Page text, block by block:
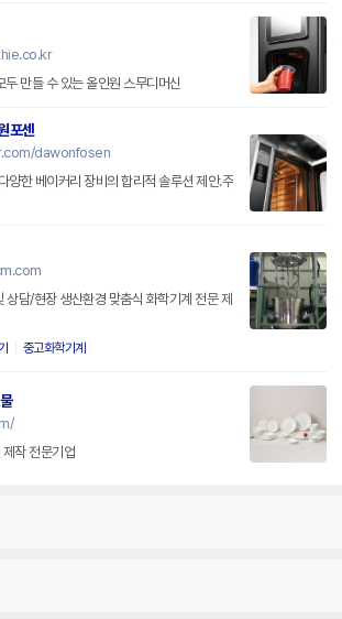
만들 수 있는 올인원 스무디머신
포센
dawonfosen
양한 베이커리 장비의 합리적 솔루션 제안.주
담/현장 생산환경 맞춤식 화학기계 전문 제
중고화학기계
작 전문기업